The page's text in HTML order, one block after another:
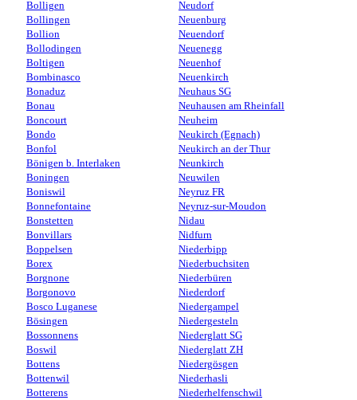
Bolligen
Bollingen
Bollion
Bollodingen
Boltigen
Bombinasco
Bonaduz
Bonau
Boncourt
Bondo
Bonfol
Bönigen b. Interlaken
Boningen
Boniswil
Bonnefontaine
Bonstetten
Bonvillars
Boppelsen
Borex
Borgnone
Borgonovo
Bosco Luganese
Bösingen
Bossonnens
Boswil
Bottens
Bottenwil
Botterens
Neudorf
Neuenburg
Neuendorf
Neuenegg
Neuenhof
Neuenkirch
Neuhaus SG
Neuhausen am Rheinfall
Neuheim
Neukirch (Egnach)
Neukirch an der Thur
Neunkirch
Neuwilen
Neyruz FR
Neyruz-sur-Moudon
Nidau
Nidfurn
Niederbipp
Niederbuchsiten
Niederbüren
Niederdorf
Niedergampel
Niedergesteln
Niederglatt SG
Niederglatt ZH
Niedergösgen
Niederhasli
Niederhelfenschwil